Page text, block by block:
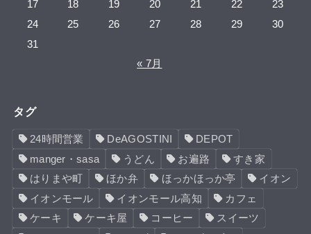
17
18 19 20 21 22
23
24
25 26 27 28 29
30
31
« 7月
タグ
24時間営業 DeAGOSTINI
DEPOT
manger・sasa
うどん お遍路
すき家
はりまや町
ほか弁 ほっかほっか亭
イオン
イオンモール
イオンモール高知
カフェ
ケーキ
ケーキ屋 コーヒー
スイーツ